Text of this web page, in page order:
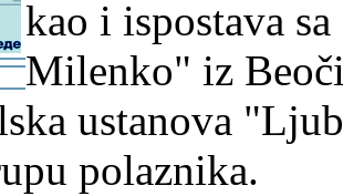
kao i ispostava
Milenko" iz
ustanova
polaznika.